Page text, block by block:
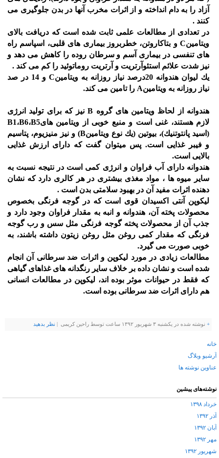
آزاد را به دام انداخته و از اثرات مخرب آنها در بدن جلوگیری می
كنند .
در تعدادی از مطالعات علمی ثابت شده است كه دریافت بالای
ویتامینC و بتاكاروتن، خطربروز بیماری های قلبی، اسپاسم راه
های تنفسی در بیماری آسم و سرطان روده را كاهش می دهد و
نیز شدت علائم استئوآرتریت و آرتریت روماتوئید را كم می كند .
یك لیوان هندوانه 20درصد نیاز روزانه به ویتامینC و 14 در صد
نیاز روزانه به ویتامینA را تامین می كند.
هندوانه از لحاظ ویتامین های گروه B نیز كه برای تولید انرژی
لازم هستند، غنی است و منبع خوبی از ویتامین هایB1،B6،B5
(اسید پانتوتنیك)، بیوتین (یك نوع ویتامینB) و نیز منیزیوم، پتاسیم
و فیبر غذایی است. پس میتوان گفت كه دارای ارزش غذایی
بالایی است.
هندوانه دارای آب فراوان و انرژی كمی است در نتیجه نسبت به
سایر میوه ها ، مواد مغذی بیشتری در هر كالری دارد كه نشان
دهنده اثرات مفید آن در بهبود سلامتی بدن است .
لیكوپن آنتی اكسیدان قوی است كه در گوجه فرنگی بخصوص
محصولات پخته آن، هندوانه و انبه به مقدار فراوان وجود دارد و
جذب آن از محصولات پخته گوجه فرنگی مثل سس و رب گوجه
فرنگی كه مقدار كمی روغن مثل روغن زیتون داشته باشند، به
خوبی صورت می گیرد.
مطالعات زیادی در مورد لیكوپن و اثرات ضد سرطانی آن انجام
شده است و نشان داده بر خلاف سایر رنگدانه های غذاهای گیاهی
كه فقط در حیوانات موثر بوده اند، لیكوپن در مطالعات انسانی
هم دارای اثرات ضد سرطانی بوده است.
+ نوشته شده در یکشنبه ۳ شهریور ۱۳۹۲ ساعت توسط راحین کریمی | نظر بدهيد
خانه
آرشیو وبلاگ
عناوین نوشته ها
نوشته‌های پیشین
خرداد ۱۳۹۸
آذر ۱۳۹۲
آبان ۱۳۹۲
مهر ۱۳۹۲
شهریور ۱۳۹۲